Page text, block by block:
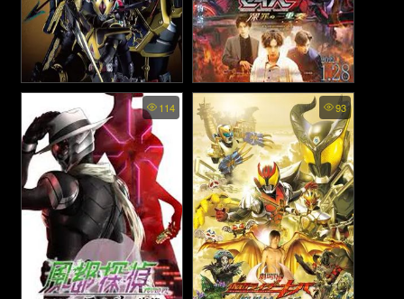
Kamen Rider Blade: Missing
Ace - มาสค์ไรเดอร์เบลด: มิซ
ซิ่งเอช (2004)
Kamen Rider Saber: Trio of
Deep Sin - มาสค์ไรเดอร์เซ
เบอร์: บทสรุปแห่งบาปทั้งสาม
(2022)
114 93